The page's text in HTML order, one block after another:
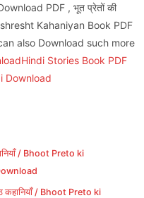
PDF , भूत प्रेतों की
Kahaniyan Book PDF
also Download such more
Hindi Stories Book PDF
Download
/ Bhoot Preto ki
कहानियाँ / Bhoot Preto ki